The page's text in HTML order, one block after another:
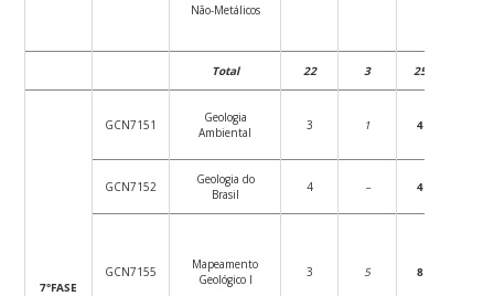
Não-Metálicos
Total 22 3 25
7°FASE
GCN7151
Geologia
Ambiental
3 1 4
GCN7152
Geologia do
Brasil
4 – 4
GCN7155
Mapeamento
Geológico I
3 5 8